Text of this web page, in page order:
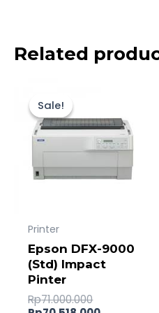
Related
Sale!
Sale!
Printer
Epson DFX-9000
(Std) Impact
Pinter
Rp71.000.000